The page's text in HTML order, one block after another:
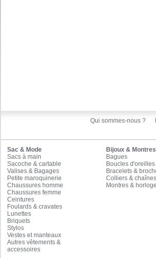
Qui sommes-nous ?
Sac & Mode
Sacs à main
Sacoche & cartable
Valises & Bagages
Petite maroquinerie
Chaussures homme
Chaussures femme
Ceintures
Foulards & cravates
Lunettes
Briquets
Stylos
Vestes et manteaux
Autres vêtements &
accessoires
Bijoux & Montres
Bagues
Boucles d'oreilles
Bracelets &
Colliers & chaînes
Montres &